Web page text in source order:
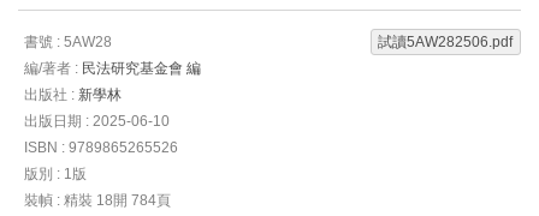
書號 : 5AW28
編/著者 : 民法研究基金會 編
出版社 : 新學林
出版日期 : 2025-06-10
ISBN : 9789865265526
版別 : 1版
裝幀 : 精裝 18開 784頁
試讀5AW282506.pdf